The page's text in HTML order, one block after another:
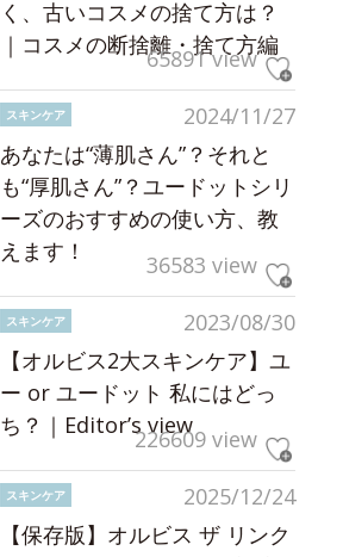
く、古いコスメの捨て方は？
｜コスメの断捨離・捨て方編
65891 view
2024/11/27
スキンケア
あなたは“薄肌さん”？それと
も“厚肌さん”？ユードットシリ
ーズのおすすめの使い方、教
えます！
36583 view
2023/08/30
スキンケア
【オルビス2大スキンケア】ユ
ー or ユードット 私にはどっ
ち？｜Editor’s view226609 view
2025/12/24
スキンケア
【保存版】オルビス ザ リンク